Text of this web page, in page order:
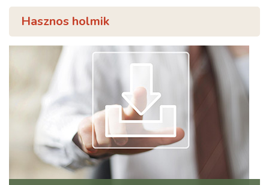
Hasznos holmik